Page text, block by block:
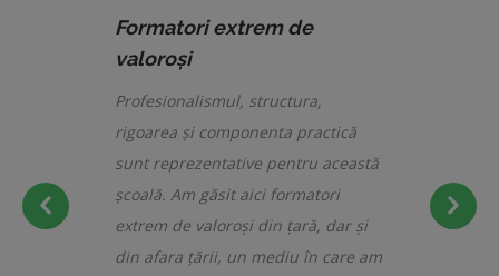
Formatori extrem de
valoroși
Profesionalismul, structura,
rigoarea și componenta practică
sunt reprezentative pentru această
școală. Am găsit aici formatori
extrem de valoroși din țară, dar și
din afara țării, un mediu în care am